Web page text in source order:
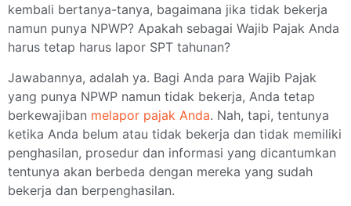
kembali bertanya-tanya, bagaimana jika tidak bekerja
namun punya NPWP? Apakah sebagai Wajib Pajak Anda
harus tetap harus lapor SPT tahunan?
Jawabannya, adalah ya. Bagi Anda para Wajib Pajak
yang punya NPWP namun tidak bekerja, Anda tetap
berkewajiban melapor pajak Anda. Nah, tapi, tentunya
ketika Anda belum atau tidak bekerja dan tidak memiliki
penghasilan, prosedur dan informasi yang dicantumkan
tentunya akan berbeda dengan mereka yang sudah
bekerja dan berpenghasilan.